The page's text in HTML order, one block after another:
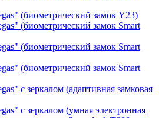
(биометрический замок Y23)
(биометрический замок Smart
(биометрический замок Smart
(биометрический замок Smart
с зеркалом (адаптивная замковая
с зеркалом (умная электронная